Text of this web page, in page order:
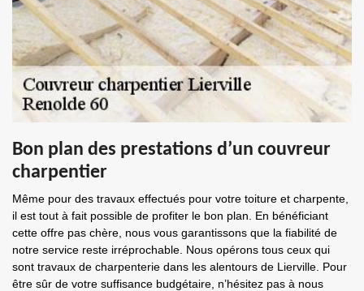
Bon plan des prestations d’un couvreur
charpentier
Même pour des travaux effectués pour votre toiture et charpente,
il est tout à fait possible de profiter le bon plan. En bénéficiant
cette offre pas chère, nous vous garantissons que la fiabilité de
notre service reste irréprochable. Nous opérons tous ceux qui
sont travaux de charpenterie dans les alentours de Lierville. Pour
être sûr de votre suffisance budgétaire, n’hésitez pas à nous